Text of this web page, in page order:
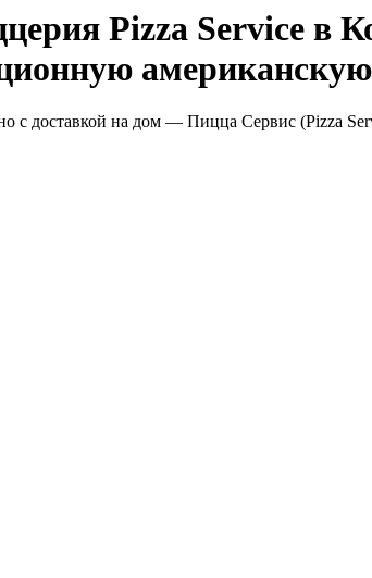
Pizza Service в
с доставкой на дом — Пицца Сервис (Pizza